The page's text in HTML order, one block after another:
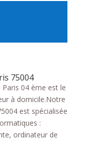
75004
04 ème est le
à domicile.Notre
est spécialisée
:
ordinateur de